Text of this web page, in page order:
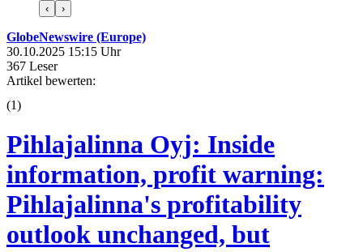
‹ ›
GlobeNewswire (Europe)
30.10.2025 15:15 Uhr
367 Leser
Artikel bewerten:
(1)
Pihlajalinna Oyj: Inside
information, profit warning:
Pihlajalinna's profitability
outlook unchanged, but